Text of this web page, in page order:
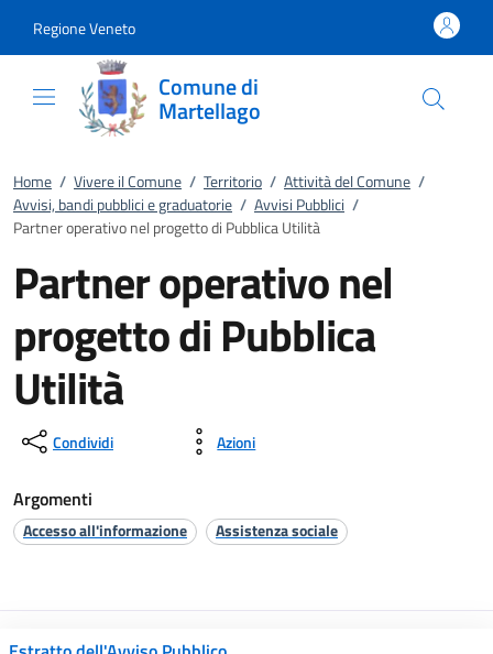
Regione Veneto
Comune di
Martellago
Home / Vivere il Comune / Territorio / Attività del Comune /
Avvisi, bandi pubblici e graduatorie / Avvisi Pubblici /
Partner operativo nel progetto di Pubblica Utilità
Partner operativo nel
progetto di Pubblica
Utilità
Condividi Azioni
Argomenti
Accesso all'informazione Assistenza sociale